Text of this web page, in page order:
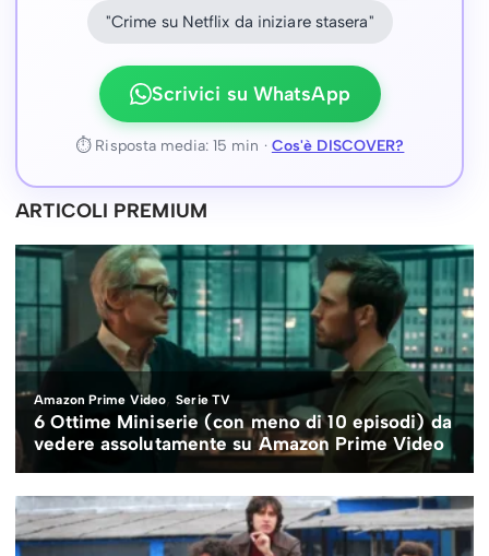
"Crime su Netflix da iniziare stasera"
Scrivici su WhatsApp
⏱ Risposta media: 15 min · Cos'è DISCOVER?
ARTICOLI PREMIUM